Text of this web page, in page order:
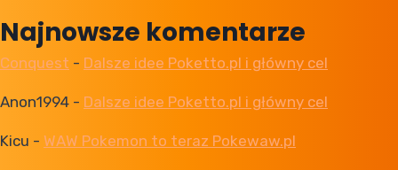
Najnowsze komentarze
Conquest - Dalsze idee Poketto.pl i główny cel
Anon1994 - Dalsze idee Poketto.pl i główny cel
Kicu - WAW Pokemon to teraz Pokewaw.pl